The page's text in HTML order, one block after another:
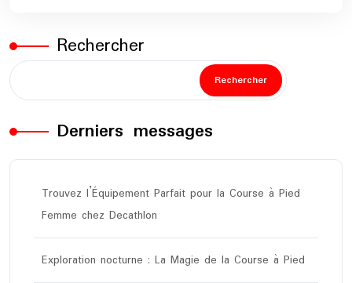
Rechercher
Rechercher
Derniers messages
Trouvez l’Équipement Parfait pour la Course à Pied
Femme chez Decathlon
Exploration nocturne : La Magie de la Course à Pied